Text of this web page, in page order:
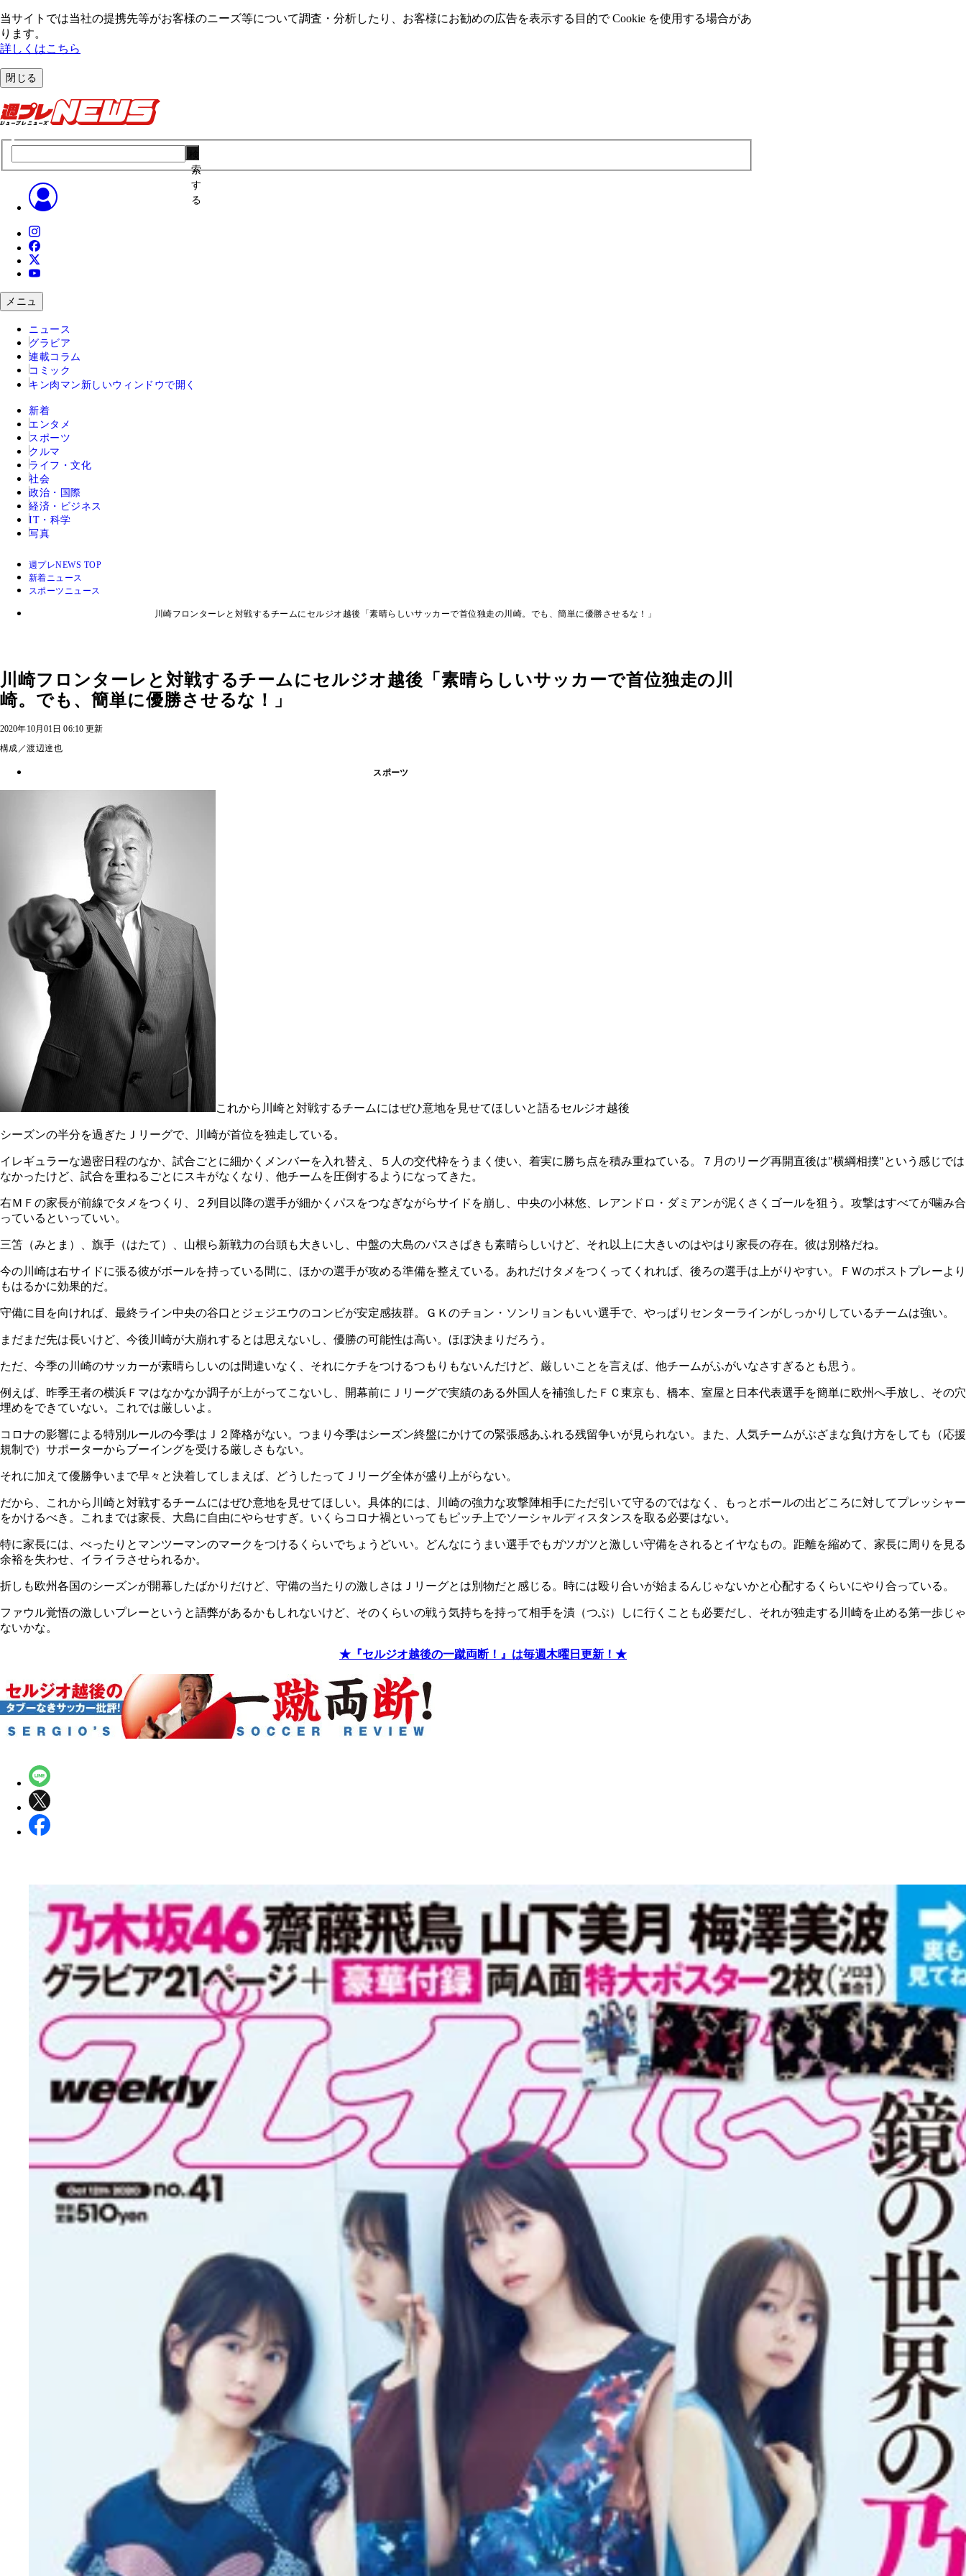
当サイトでは当社の提携先等がお客様のニーズ等について調査・分析したり、お客様にお勧めの広告を表⽰する⽬的で Cookie を使⽤する場合があ
ります。
詳しくはこちら
閉じる
索
す
る
メニュ
ニュース
グラビア
連載コラム
コミック
キン肉マン 新しいウィンドウで開く
新着
エンタメ
スポーツ
クルマ
ライフ・文化
社会
政治・国際
経済・ビジネス
IT・科学
写真
週プレNEWS TOP
新着ニュース
スポーツニュース
川崎フロンターレと対戦するチームにセルジオ越後「素晴らしいサッカーで首位独走の川崎。でも、簡単に優勝させるな！」
川崎フロンターレと対戦するチームにセルジオ越後「素晴らしいサッカーで首位独走の川
崎。でも、簡単に優勝させるな！」
2020年10月01日 06:10 更新
構成／渡辺達也
スポーツ
これから川崎と対戦するチームにはぜひ意地を見せてほしいと語るセルジオ越後
シーズンの半分を過ぎたＪリーグで、川崎が首位を独走している。
イレギュラーな過密日程のなか、試合ごとに細かくメンバーを入れ替え、５人の交代枠をうまく使い、着実に勝ち点を積み重ねている。７月のリーグ再開直後は"横綱相撲"という感じでは
なかったけど、試合を重ねるごとにスキがなくなり、他チームを圧倒するようになってきた。
右ＭＦの家長が前線でタメをつくり、２列目以降の選手が細かくパスをつなぎながらサイドを崩し、中央の小林悠、レアンドロ・ダミアンが泥くさくゴールを狙う。攻撃はすべてが噛み合
っているといっていい。
三笘（みとま）、旗手（はたて）、山根ら新戦力の台頭も大きいし、中盤の大島のパスさばきも素晴らしいけど、それ以上に大きいのはやはり家長の存在。彼は別格だね。
今の川崎は右サイドに張る彼がボールを持っている間に、ほかの選手が攻める準備を整えている。あれだけタメをつくってくれれば、後ろの選手は上がりやすい。ＦＷのポストプレーより
もはるかに効果的だ。
守備に目を向ければ、最終ライン中央の谷口とジェジエウのコンビが安定感抜群。ＧＫのチョン・ソンリョンもいい選手で、やっぱりセンターラインがしっかりしているチームは強い。
まだまだ先は長いけど、今後川崎が大崩れするとは思えないし、優勝の可能性は高い。ほぼ決まりだろう。
ただ、今季の川崎のサッカーが素晴らしいのは間違いなく、それにケチをつけるつもりもないんだけど、厳しいことを言えば、他チームがふがいなさすぎるとも思う。
例えば、昨季王者の横浜Ｆマはなかなか調子が上がってこないし、開幕前にＪリーグで実績のある外国人を補強したＦＣ東京も、橋本、室屋と日本代表選手を簡単に欧州へ手放し、その穴
埋めをできていない。これでは厳しいよ。
コロナの影響による特別ルールの今季はＪ２降格がない。つまり今季はシーズン終盤にかけての緊張感あふれる残留争いが見られない。また、人気チームがぶざまな負け方をしても（応援
規制で）サポーターからブーイングを受ける厳しさもない。
それに加えて優勝争いまで早々と決着してしまえば、どうしたってＪリーグ全体が盛り上がらない。
だから、これから川崎と対戦するチームにはぜひ意地を見せてほしい。具体的には、川崎の強力な攻撃陣相手にただ引いて守るのではなく、もっとボールの出どころに対してプレッシャー
をかけるべき。これまでは家長、大島に自由にやらせすぎ。いくらコロナ禍といってもピッチ上でソーシャルディスタンスを取る必要はない。
特に家長には、べったりとマンツーマンのマークをつけるくらいでちょうどいい。どんなにうまい選手でもガツガツと激しい守備をされるとイヤなもの。距離を縮めて、家長に周りを見る
余裕を失わせ、イライラさせられるか。
折しも欧州各国のシーズンが開幕したばかりだけど、守備の当たりの激しさはＪリーグとは別物だと感じる。時には殴り合いが始まるんじゃないかと心配するくらいにやり合っている。
ファウル覚悟の激しいプレーというと語弊があるかもしれないけど、そのくらいの戦う気持ちを持って相手を潰（つぶ）しに行くことも必要だし、それが独走する川崎を止める第一歩じゃ
ないかな。
★『セルジオ越後の一蹴両断！』は毎週木曜日更新！★